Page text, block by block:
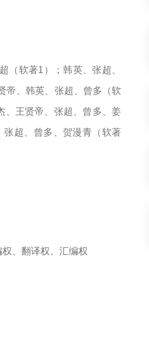
（软著1）；韩英、张超、
帝、韩英、张超、曾多（软
、王贤帝、张超、曾多、姜
张超、曾多、贺漫青（软著
、翻译权、汇编权